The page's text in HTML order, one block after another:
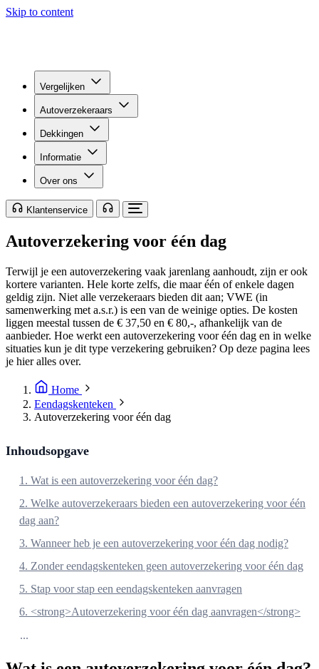
Skip to content
Vergelijken
Autoverzekeraars
Dekkingen
Informatie
Over ons
Klantenservice
Autoverzekering voor één dag
Terwijl je een autoverzekering vaak jarenlang aanhoudt, zijn er ook
kortere varianten. Hele korte zelfs, die maar één of enkele dagen
geldig zijn. Niet alle verzekeraars bieden dit aan; VWE (in
samenwerking met a.s.r.) is een van de weinige opties. De kosten
liggen meestal tussen de € 37,50 en € 80,-, afhankelijk van de
aanbieder. Hoe werkt een autoverzekering voor één dag en in welke
situaties kun je dit type verzekering gebruiken? Op deze pagina lees
je hier alles over.
Home
Eendagskenteken
Autoverzekering voor één dag
Inhoudsopgave
1. Wat is een autoverzekering voor één dag?
2. Welke autoverzekeraars bieden een autoverzekering voor één
dag aan?
3. Wanneer heb je een autoverzekering voor één dag nodig?
4. Zonder eendagskenteken geen autoverzekering voor één dag
5. Stap voor stap een eendagskenteken aanvragen
6. <strong>Autoverzekering voor één dag aanvragen</strong>
...